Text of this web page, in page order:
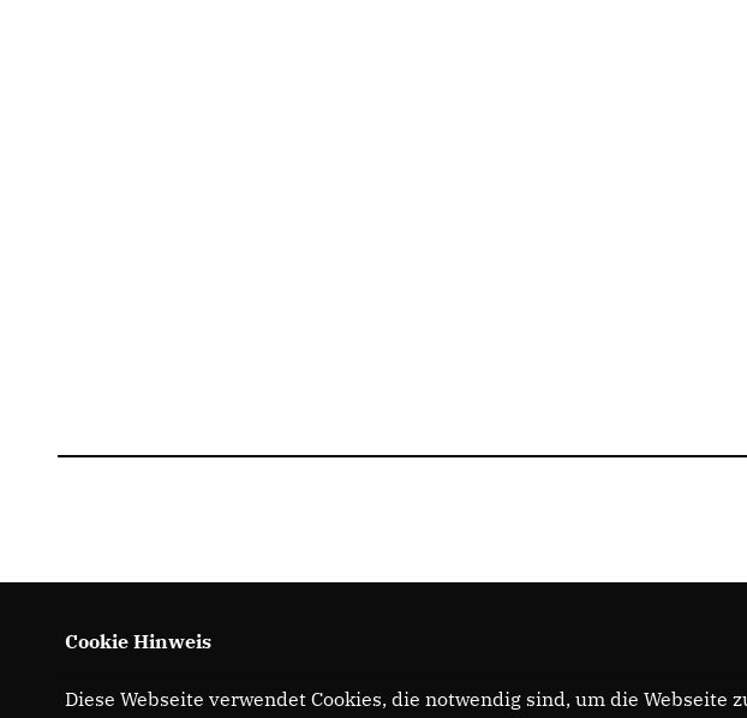
Cookie Hinweis
Diese Webseite verwendet Cookies, die notwendig sind, um die